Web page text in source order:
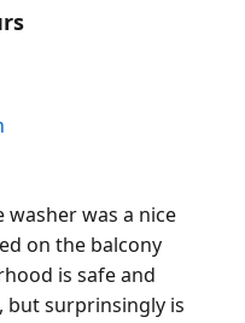
washer was a nice
on the balcony
is safe and
but surprinsingly is